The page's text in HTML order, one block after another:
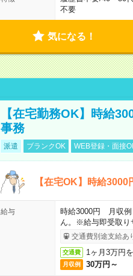
不要
気になる！
【在宅勤務OK】時給
事務
派遣 ブランクOK WEB登録・面接
【在宅OK】時給
給与
時給3000円 月収例
ん。※給与即受取り
交通費別途支給あ
交通費 1ヶ月3万円
月収例 30万円～